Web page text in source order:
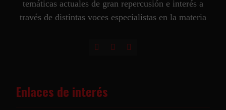
temáticas actuales de gran repercusión e interés a
través de distintas voces especialistas en la materia
Enlaces de interés